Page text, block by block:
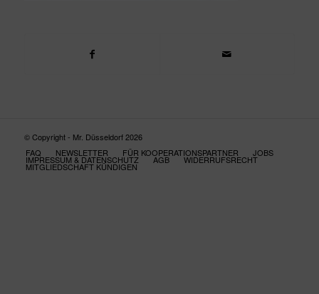
© Copyright - Mr. Düsseldorf 2026
FAQ
NEWSLETTER FÜR KOOPERATIONSPARTNER JOBS
IMPRESSUM & DATENSCHUTZ AGB WIDERRUFSRECHT
MITGLIEDSCHAFT KÜNDIGEN